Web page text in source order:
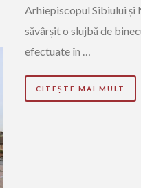
Arhiepiscopul Sibiului
săvârșit o slujbă de
efectuate în …
CITEȘTE MAI MULT